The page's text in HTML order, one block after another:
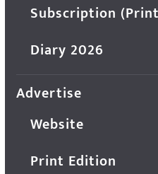
Subscription
Diary 2026
Advertise
Website
Print Edition